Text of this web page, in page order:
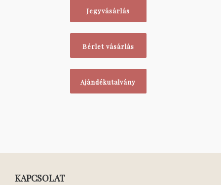
Jegyvásárlás
Bérlet vásárlás
Ajándékutalvány
KAPCSOLAT